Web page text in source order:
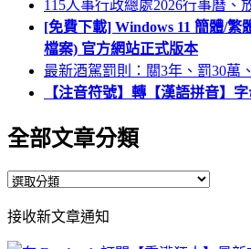
115人事行政總處2026行事曆、
[免費下載] Windows 11 簡體/繁
檔案) 官方網站正式版本
最新酒駕罰則：關3年、罰30萬
【注音符號】轉【漢語拼音】
全部文章分類
全
文
接收新文章通知